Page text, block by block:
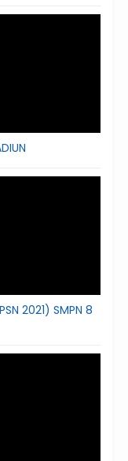
2021) SMPN 8